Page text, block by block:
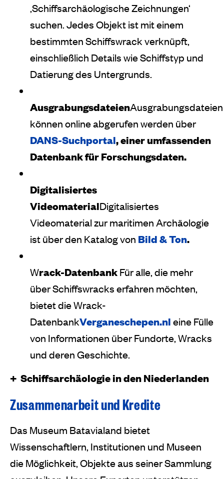
‚Schiffsarchäologische Zeichnungen‘
suchen. Jedes Objekt ist mit einem
bestimmten Schiffswrack verknüpft,
einschließlich Details wie Schiffstyp und
Datierung des Untergrunds.
AusgrabungsdateienAusgrabungsdateien
können online abgerufen werden über
DANS-Suchportal, einer umfassenden
Datenbank für Forschungsdaten.
Digitalisiertes
VideomaterialDigitalisiertes
Videomaterial zur maritimen Archäologie
ist über den Katalog von Bild & Ton.
Wrack-DatenbankFür alle, die mehr
über Schiffswracks erfahren möchten,
bietet die Wrack-
DatenbankVerganeschepen.nleine Fülle
von Informationen über Fundorte, Wracks
und deren Geschichte.
Schiffsarchäologie in den Niederlanden
Zusammenarbeit und Kredite
Das Museum Batavialand bietet
Wissenschaftlern, Institutionen und Museen
die Möglichkeit, Objekte aus seiner Sammlung